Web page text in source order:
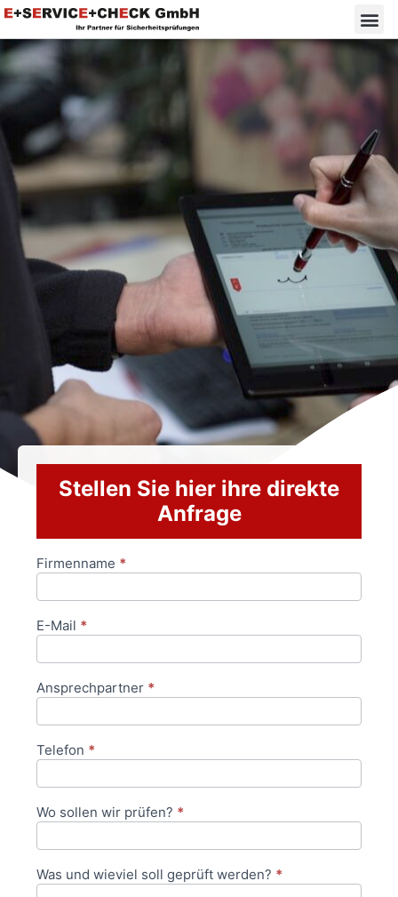
Stellen Sie hier ihre direkte
Anfrage
Anfrageformular
Firmenname *
E-Mail *
Ansprechpartner *
Telefon *
Wo sollen wir prüfen? *
Was und wieviel soll geprüft werden? *